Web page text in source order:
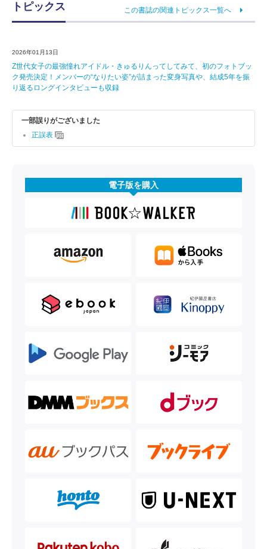
トピックス この書誌の関連トピックス一覧へ
2026年01月13日
Z世代女子の最強憧れアイドル・きゅるりんってしてみて、初のフォトブッ
ク発売決定！メンバーの“なりたい姿”が詰まった変身写真や、結成5年を振
り返るロングインタビューも収録
一部誤りがございました
正誤表
電子版を購入